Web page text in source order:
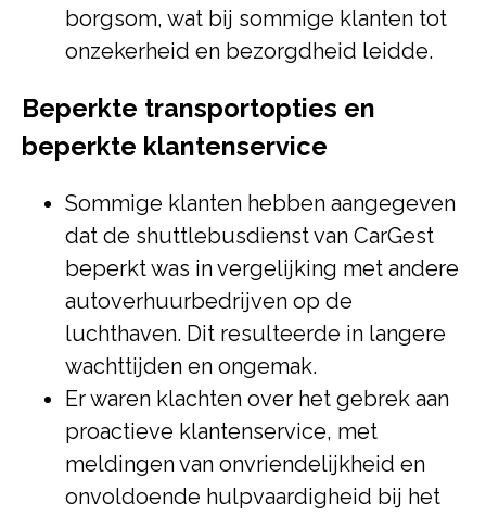
borgsom, wat bij sommige klanten tot
onzekerheid en bezorgdheid leidde.
Beperkte transportopties en
beperkte klantenservice
Sommige klanten hebben aangegeven
dat de shuttlebusdienst van CarGest
beperkt was in vergelijking met andere
autoverhuurbedrijven op de
luchthaven. Dit resulteerde in langere
wachttijden en ongemak.
Er waren klachten over het gebrek aan
proactieve klantenservice, met
meldingen van onvriendelijkheid en
onvoldoende hulpvaardigheid bij het